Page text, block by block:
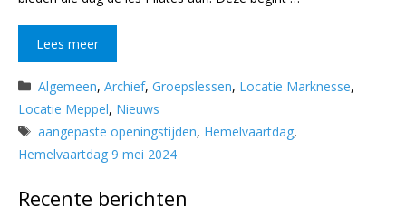
Lees meer
Categorieën
Algemeen,Archief,Groepslessen, Locatie Marknesse,
Locatie Meppel, Nieuws
Tags
aangepaste openingstijden, Hemelvaartdag,
Hemelvaartdag 9 mei 2024
Recente berichten